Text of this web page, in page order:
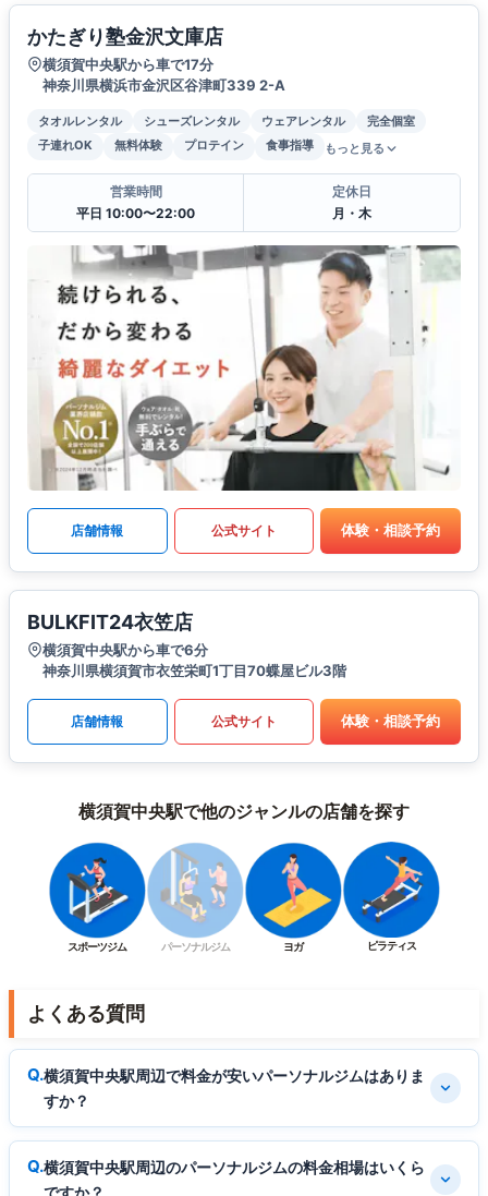
かたぎり塾金沢文庫店
横須賀中央駅から車で17分
神奈川県横浜市金沢区谷津町339 2-A
タオルレンタル シューズレンタル ウェアレンタル
完全個室
子連れOK
無料体験 プロテイン 食事指導 もっと見る
営業時間
平日 10:00〜22:00
定休日
月・木
店舗情報 公式サイト 体験・相談予約
BULKFIT24衣笠店
横須賀中央駅から車で6分
神奈川県横須賀市衣笠栄町1丁目70蝶屋ビル3階
店舗情報 公式サイト 体験・相談予約
横須賀中央駅で他のジャンルの店舗を探す
スポーツジム パーソナルジム ヨガ ピラティス
よくある質問
横須賀中央駅周辺で料金が安いパーソナルジムはありま
すか？
横須賀中央駅周辺のパーソナルジムの料金相場はいくら